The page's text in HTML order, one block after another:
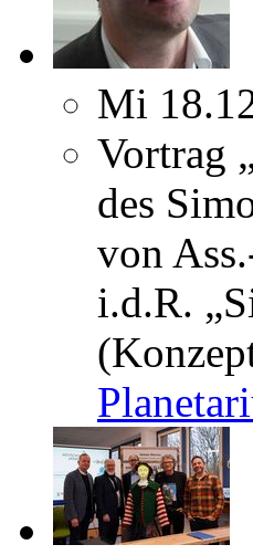
Mi
Vortrag
des
von
i.d.R.